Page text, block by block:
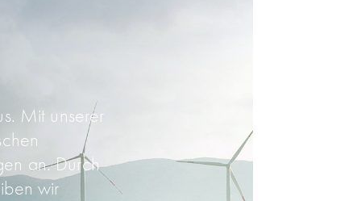
Mit unserer
an. Durch
wir